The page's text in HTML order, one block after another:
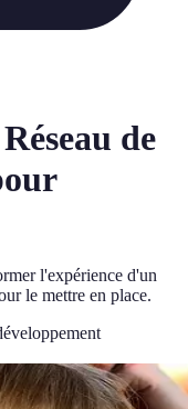
de
l'expérience d'un
le mettre en place.